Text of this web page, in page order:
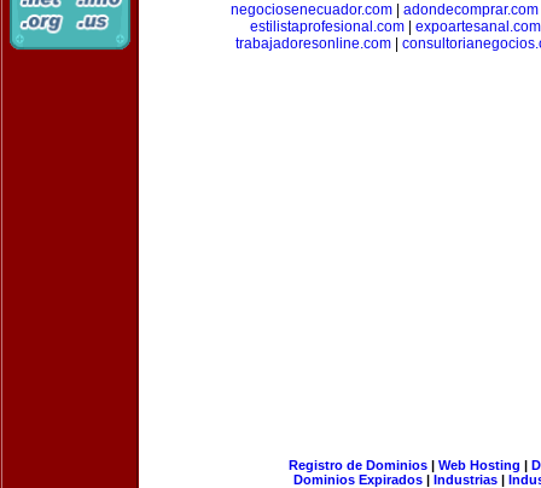
negociosenecuador.com| adondecomprar.com
estilistaprofesional.com
expoartesanal.com
trabajadoresonline.com
Registro de Dominios| Web Hosting |
Dominios Expirados | Industrias |